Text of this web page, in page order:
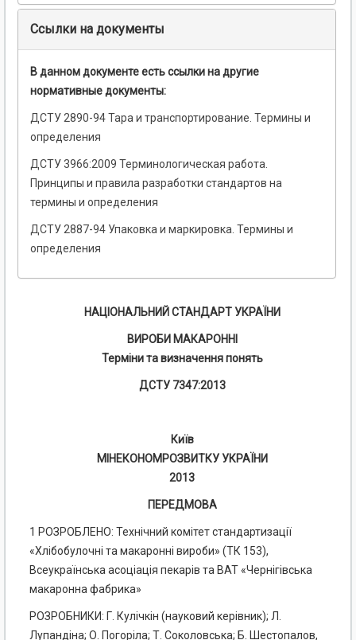
Ссылки на документы
В данном документе есть ссылки на другие
нормативные документы:
ДСТУ 2890-94 Тара и транспортирование. Термины и
определения
ДСТУ 3966:2009 Терминологическая работа.
Принципы и правила разработки стандартов на
термины и определения
ДСТУ 2887-94 Упаковка и маркировка. Термины и
определения
НАЦІОНАЛЬНИЙ СТАНДАРТ УКРАЇНИ
ВИРОБИ МАКАРОННІ
Терміни та визначення понять
ДСТУ 7347:2013
Київ
МІНЕКОНОМРОЗВИТКУ УКРАЇНИ
2013
ПЕРЕДМОВА
1 РОЗРОБЛЕНО: Технічний комітет стандартизації
«Хлібобулочні та макаронні вироби» (ТК 153),
Всеукраїнська асоціація пекарів та ВАТ «Чернігівська
макаронна фабрика»
РОЗРОБНИКИ: Г. Кулічкін (науковий керівник); Л.
Лупандіна; О. Погоріла; Т. Соколовська; Б. Шестопалов,